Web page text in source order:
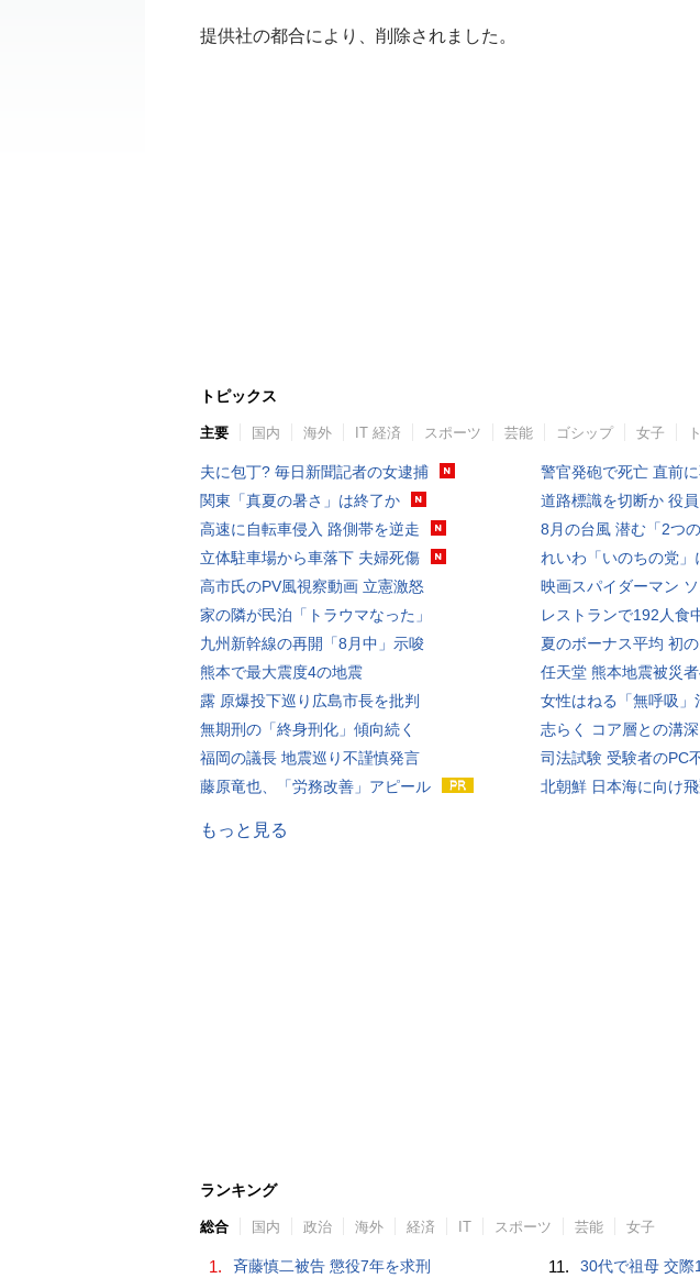
提供社の都合により、削除されました。
トピックス
主要 国内 海外 IT 経済 スポーツ 芸能 ゴシップ 女子
夫に包丁? 毎日新聞記者の女逮捕
関東「真夏の暑さ」は終了か
高速に自転車侵入 路側帯を逆走
立体駐車場から車落下 夫婦死傷
高市氏のPV風視察動画 立憲激怒
家の隣が民泊「トラウマなった」
九州新幹線の再開「8月中」示唆
熊本で最大震度4の地震
露 原爆投下巡り広島市長を批判
無期刑の「終身刑化」傾向続く
福岡の議長 地震巡り不謹慎発言
藤原竜也、「労務改善」アピール
警官発砲で死亡 直前
道路標識を切断か 役
8月の台風 潜む「2つの
れいわ「いのちの党」
映画スパイダーマン
レストランで192人食
夏のボーナス平均 初
任天堂 熊本地震被災
女性はねる「無呼吸」
志らく コア層との溝
司法試験 受験者のPC
北朝鮮 日本海に向け
もっと見る
ランキング
総合 国内 政治 海外 経済 IT スポーツ 芸能 女子
1. 斉藤慎二被告 懲役7年を求刑 11. 30代で祖母 交際